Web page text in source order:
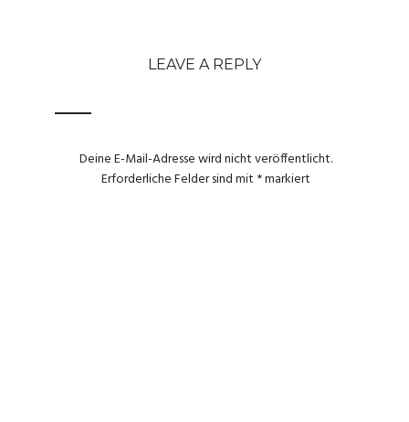
LEAVE A REPLY
Deine E-Mail-Adresse wird nicht veröffentlicht.
Erforderliche Felder sind mit *markiert